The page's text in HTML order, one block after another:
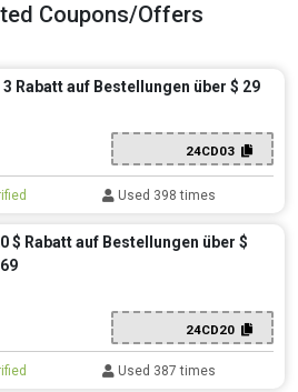
Coupons/Offers
3 Rabatt auf Bestellungen über $ 29
24CD03
Used 398 times
$ Rabatt auf Bestellungen über $
24CD20
Used 387 times